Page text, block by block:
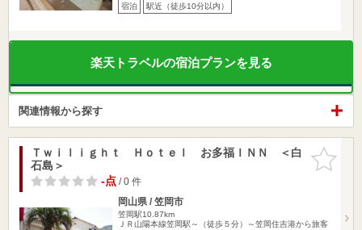
宿泊 駅近（徒歩10分以内）
楽天トラベルの宿泊プランを見る
関連情報から探す
お気に入
りに追加
Ｔｗｉｌｉｇｈｔ Ｈｏｔｅｌ お多福ＩＮＮ ＜白
石島＞
-点/ 0 件
岡山県 / 笠岡市
笠岡駅10.87km
ＪＲ山陽本線笠岡駅～（徒歩５分）～笠岡住吉港から旅客